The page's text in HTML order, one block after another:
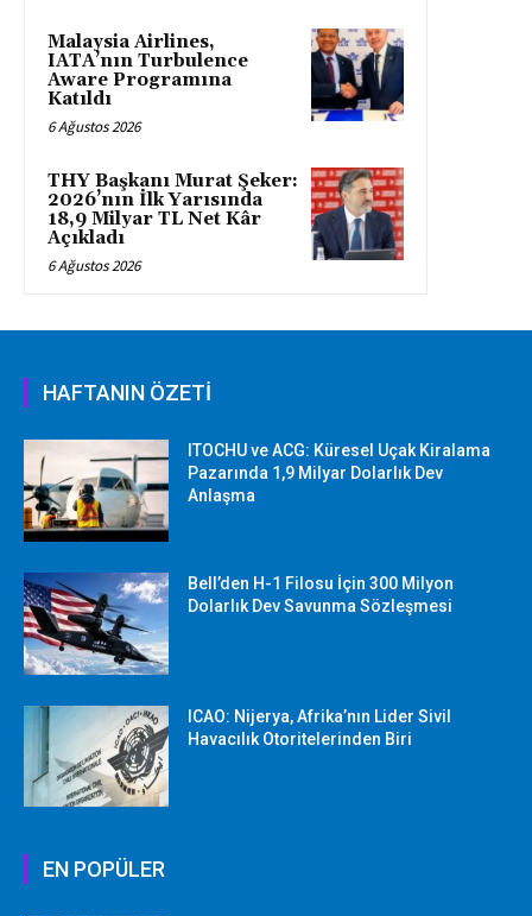
Malaysia Airlines,
IATA’nın Turbulence
Aware Programına
Katıldı
6 Ağustos 2026
THY Başkanı Murat Şeker:
2026’nın İlk Yarısında
18,9 Milyar TL Net Kâr
Açıkladı
6 Ağustos 2026
HAFTANIN ÖZETİ
ITOCHU ve ACG: Küresel Uçak Kiralama
Pazarında 1,9 Milyar Dolarlık Dev
Anlaşma
Bell’den H-1 Filosu İçin 300 Milyon
Dolarlık Dev Savunma Sözleşmesi
ICAO: Nijerya, Afrika’nın Lider Sivil
Havacılık Otoritelerinden Biri
EN POPÜLER